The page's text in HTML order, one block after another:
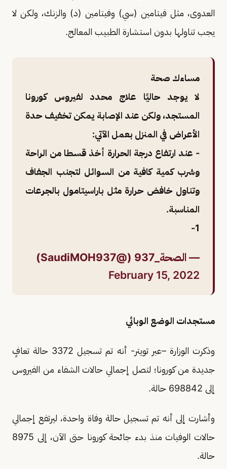
العدوى، مثل فيتامين (سي) وفيتامين (د) والزنك، ولكن لا
يجب تناولها بدون استشارة الطبيب المعالج.
مساءك صحة
لا يوجد حاليًا علاج محدد لفيروس كورونا
المستجد، ولكن عند الإصابة يمكن تخفيف حدة
الأعراض في المنزل بعمل الآتي:
- عند ارتفاع درجة الحرارة أخذ قسطا من الراحة
وشرب كمية كافية من السوائل لتجنب الجفاف
وتناول خافض حرارة مثل باراسيتامول بالجرعات
المناسبة.
1-
— الصحة_937 (@SaudiMOH937)
February 15, 2022
مستجدات الوضع الوبائي
وذكرت الوزارة –عبر تويتر- أنه تم تسجيل 3372 حالة تعافٍ
جديدة من كورونا؛ لتصل إجمالي حالات الشفاء من الفيروس
إلى 698842 حالة.
وأشارت إلى أنه تم تسجيل حالة وفاة واحدة، ليرتفع إجمالي
حالات الوفيات منذ بدء جائحة كورونا حتى الآن، إلى 8975
حالة.